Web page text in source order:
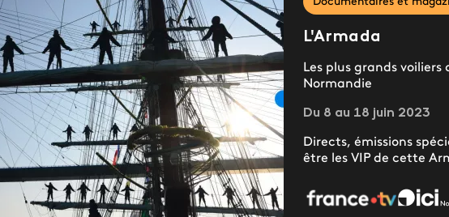
L'Armada
Les plus grands
Normandie
Du 8 au 18 juin 2023
Directs, émissions
être les VIP de cette